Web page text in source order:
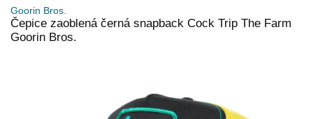
Goorin Bros.
Čepice zaoblená černá snapback Cock Trip The Farm
Goorin Bros.